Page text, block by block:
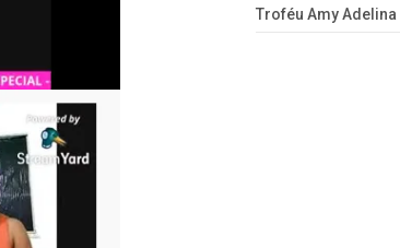
Troféu Amy Adelina